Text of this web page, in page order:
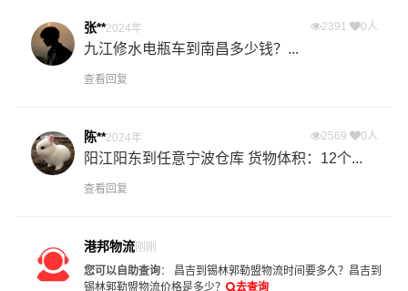
张**2024年 2391 0人
九江修水电瓶车到南昌多少钱？...
查看回复
陈**2024年 2569 0人
阳江阳东到任意宁波仓库 货物体积：12个...
查看回复
港邦物流刚刚
您可以自助查询： 昌吉到锡林郭勒盟物流时间要多久？ 昌吉到
锡林郭勒盟物流价格是多少？
去查询